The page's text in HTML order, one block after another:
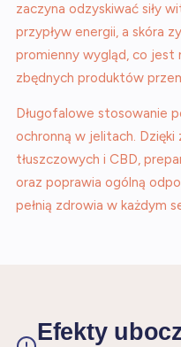
zaczyna odzyskiwać siły
przypływ energii, a skóra
promienny wygląd, co jest
zbędnych produktów
Długofalowe stosowanie
ochronną w jelitach.
tłuszczowych i CBD,
oraz poprawia ogólną
pełnią zdrowia w każdym
Efekty